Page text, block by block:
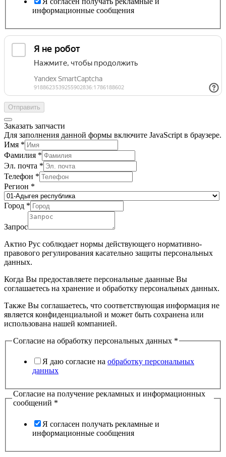
информационные сообщения
Отправить
Заказать запчасти
Для заполнения данной формы включите JavaScript в браузере.
Имя *
Фамилия *
Эл. почта *
Телефон *
Регион *
Город *
Запрос
Актио Рус соблюдает нормы действующего нормативно-
правового регулирования касательно защиты персональных
данных.
Когда Вы предоставляете персональные даанные Вы
соглашаетесь на хранение и обработку персональных данных.
Также Вы соглашаетесь, что соответствующая информация не
является конфиденциальной и может быть сохранена или
использована нашей компанией.
Согласие на обработку персональных данных *
Я даю согласие на обработку персональных
данных
Согласие на получение рекламных и информационных
сообщений *
Я согласен получать рекламные и
информационные сообщения